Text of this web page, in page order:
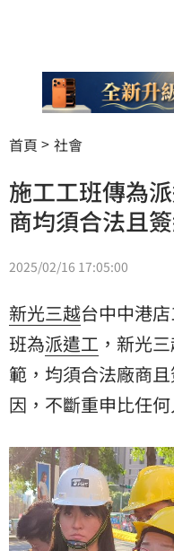
首頁 社會
施工工班傳為
商均須合法且
2025/02/16 17:05:00
新光三越台中中港
班為派遣工 ，新光
範，均須合法廠商
因，不斷重申比任